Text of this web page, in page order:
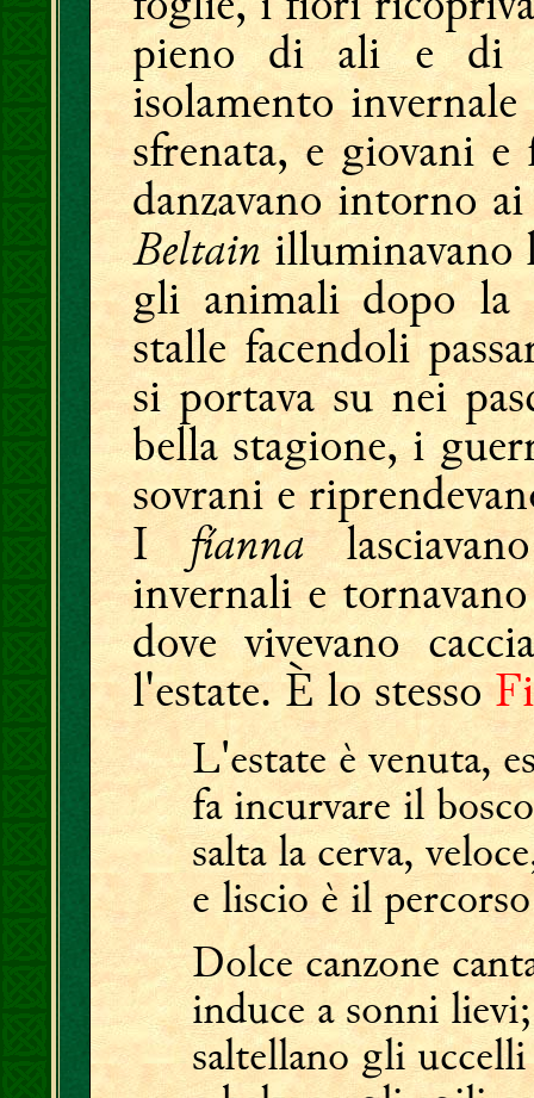
pieno di ali e di
isolamento
sfrenata, e giovani
danzavano intorno
Beltainilluminavano
gli animali dopo la
stalle facendoli
si portava su nei
bella stagione, i
sovrani e
Ifíanna
invernali e
dove vivevano
l'estate. È lo stesso
L'estate è venuta,
fa incurvare il
salta la cerva,
e liscio è il
Dolce canzone
induce a sonni lievi;
saltellano gli